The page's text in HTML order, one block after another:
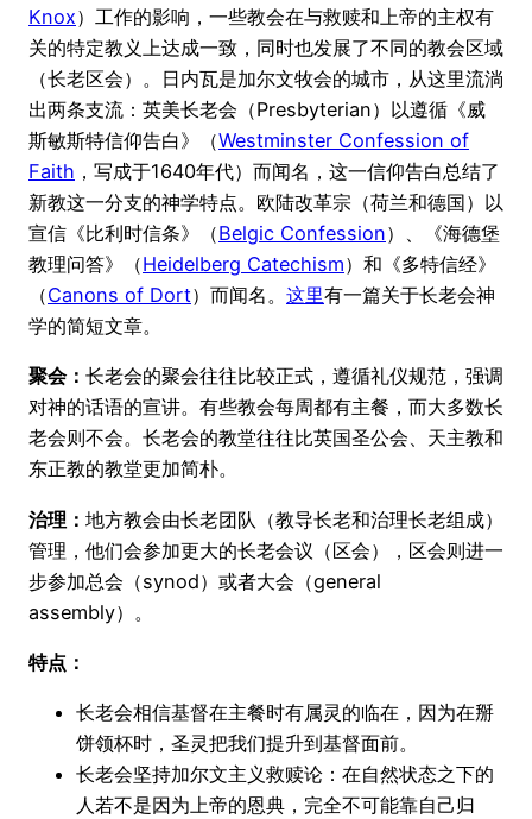
Knox）工作的影响，一些教会在与救赎和上帝的主权有
关的特定教义上达成一致，同时也发展了不同的教会区域
（长老区会）。日内瓦是加尔文牧会的城市，从这里流淌
出两条支流：英美长老会（Presbyterian）以遵循《威
斯敏斯特信仰告白》（Westminster Confession of
Faith ，写成于1640年代）而闻名，这一信仰告白总结了
新教这一分支的神学特点。欧陆改革宗（荷兰和德国）以
宣信《比利时信条》（Belgic Confession）、《海德堡
教理问答》（Heidelberg Catechism）和《多特信经》
（Canons of Dort）而闻名。 这里有一篇关于长老会神
学的简短文章。
聚会： 长老会的聚会往往比较正式，遵循礼仪规范，强调
对神的话语的宣讲。有些教会每周都有主餐，而大多数长
老会则不会。长老会的教堂往往比英国圣公会、天主教和
东正教的教堂更加简朴。
治理： 地方教会由长老团队（教导长老和治理长老组成）
管理，他们会参加更大的长老会议（区会），区会则进一
步参加总会（synod）或者大会（general
assembly）。
特点：
长老会相信基督在主餐时有属灵的临在，因为在掰
饼领杯时，圣灵把我们提升到基督面前。
长老会坚持加尔文主义救赎论：在自然状态之下的
人若不是因为上帝的恩典，完全不可能靠自己归